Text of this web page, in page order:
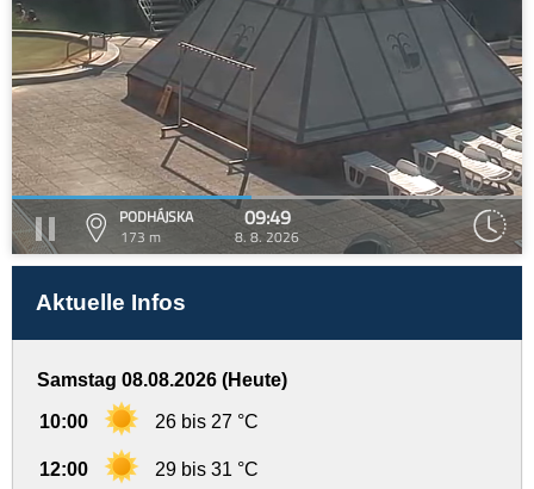
PODHÁJSKA
173 m
09:49
8. 8. 2026
Aktuelle Infos
Samstag 08.08.2026 (Heute)
10:00 26 bis 27 °C
12:00 29 bis 31 °C